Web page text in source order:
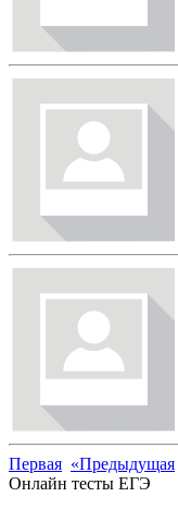
Первая «Предыдущая
Онлайн тесты ЕГЭ